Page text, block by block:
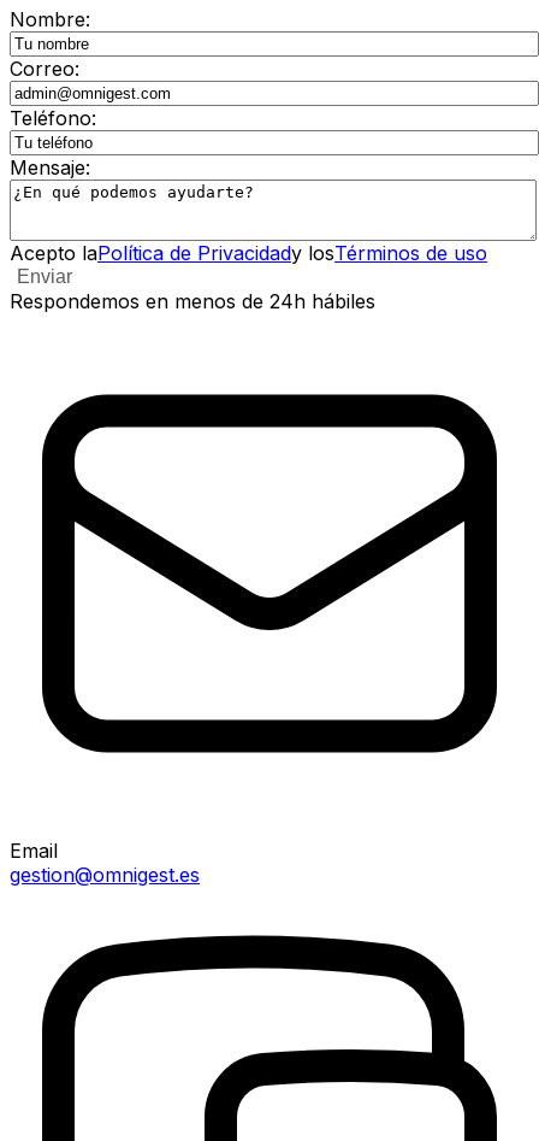
Nombre:
Correo:
Teléfono:
Mensaje:
Acepto laPolítica de Privacidady losTérminos de uso
Enviar
Respondemos en menos de 24h hábiles
Email
gestion@omnigest.es